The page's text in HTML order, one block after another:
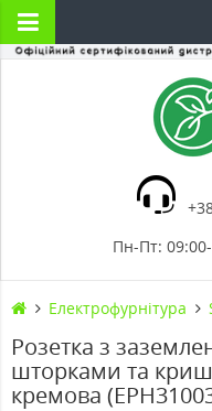
Пн-Пт:
Електрофурнітура
Розетка з
шторками та
кремова